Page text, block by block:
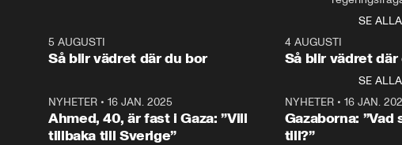
Ska vi
förstås
kommentator My
Rohwedder ställer
utbildnings- och
Mohamsson till svars.
Rohwedder ställer
statsminister Ulf Kristersson
centrum i
avsnittet av
Makten”. Se
Aftonbladets
Rohwedder
Thand Ring
SE ALLA
5 AUGUSTI
Så blir vädret där du bor
4 AUGUSTI
Så blir vädret där
SE ALLA
NYHETER• 16 JAN. 2025
Ahmed, 40, är fast i Gaza: ”Vill
tillbaka till Sverige”
NYHETER• 16 JAN.
Gazaborna:
till?”